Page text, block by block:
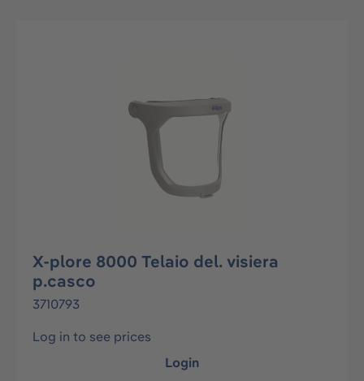
X-plore 8000 Telaio del. visiera
p.casco
3710793
Log in to see prices
Login